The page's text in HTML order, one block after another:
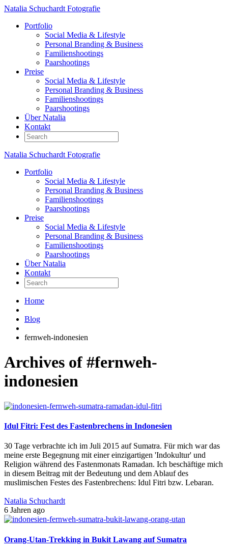
Natalia Schuchardt Fotografie
Portfolio
Social Media & Lifestyle
Personal Branding & Business
Familienshootings
Paarshootings
Preise
Social Media & Lifestyle
Personal Branding & Business
Familienshootings
Paarshootings
Über Natalia
Kontakt
Natalia Schuchardt Fotografie
Portfolio
Social Media & Lifestyle
Personal Branding & Business
Familienshootings
Paarshootings
Preise
Social Media & Lifestyle
Personal Branding & Business
Familienshootings
Paarshootings
Über Natalia
Kontakt
Home
Blog
fernweh-indonesien
Archives of #fernweh-
indonesien
Idul Fitri: Fest des Fastenbrechens in Indonesien
30 Tage verbrachte ich im Juli 2015 auf Sumatra. Für mich war das
meine erste Begegnung mit einer einzigartigen 'Indokultur' und
Religion während des Fastenmonats Ramadan. Ich beschäftige mich
in diesem Beitrag mit der Bedeutung und dem Ablauf des
muslimischen Festes des Fastenbrechens: Idul Fitri bzw. Lebaran.
Natalia Schuchardt
6 Jahren ago
Orang-Utan-Trekking in Bukit Lawang auf Sumatra